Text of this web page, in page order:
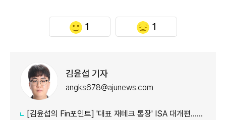
1 1
김윤섭 기자
angks678@ajunews.com
[김윤섭의 Fin포인트] '대표 재테크 통장' ISA 대개편…나에게 맞는 전략은?